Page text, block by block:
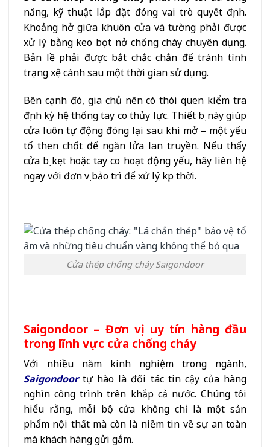
năng, kỹ thuật lắp đặt đóng vai trò quyết định.
Khoảng hở giữa khuôn cửa và tường phải được
xử lý bằng keo bọt nở chống cháy chuyên dụng.
Bản lề phải được bắt chắc chắn để tránh tình
trạng xệ cánh sau một thời gian sử dụng.
Bên cạnh đó, gia chủ nên có thói quen kiểm tra
định kỳ hệ thống tay co thủy lực. Thiết bị này giúp
cửa luôn tự động đóng lại sau khi mở – một yếu
tố then chốt để ngăn lửa lan truyền. Nếu thấy
cửa bị kẹt hoặc tay co hoạt động yếu, hãy liên hệ
ngay với đơn vị bảo trì để xử lý kịp thời.
Cửa thép chống cháy Saigondoor
Saigondoor – Đơn vị uy tín hàng đầu
trong lĩnh vực cửa chống cháy
Với nhiều năm kinh nghiệm trong ngành,
Saigondoortự hào là đối tác tin cậy của hàng
nghìn công trình trên khắp cả nước. Chúng tôi
hiểu rằng, mỗi bộ cửa không chỉ là một sản
phẩm nội thất mà còn là niềm tin về sự an toàn
mà khách hàng gửi gắm.